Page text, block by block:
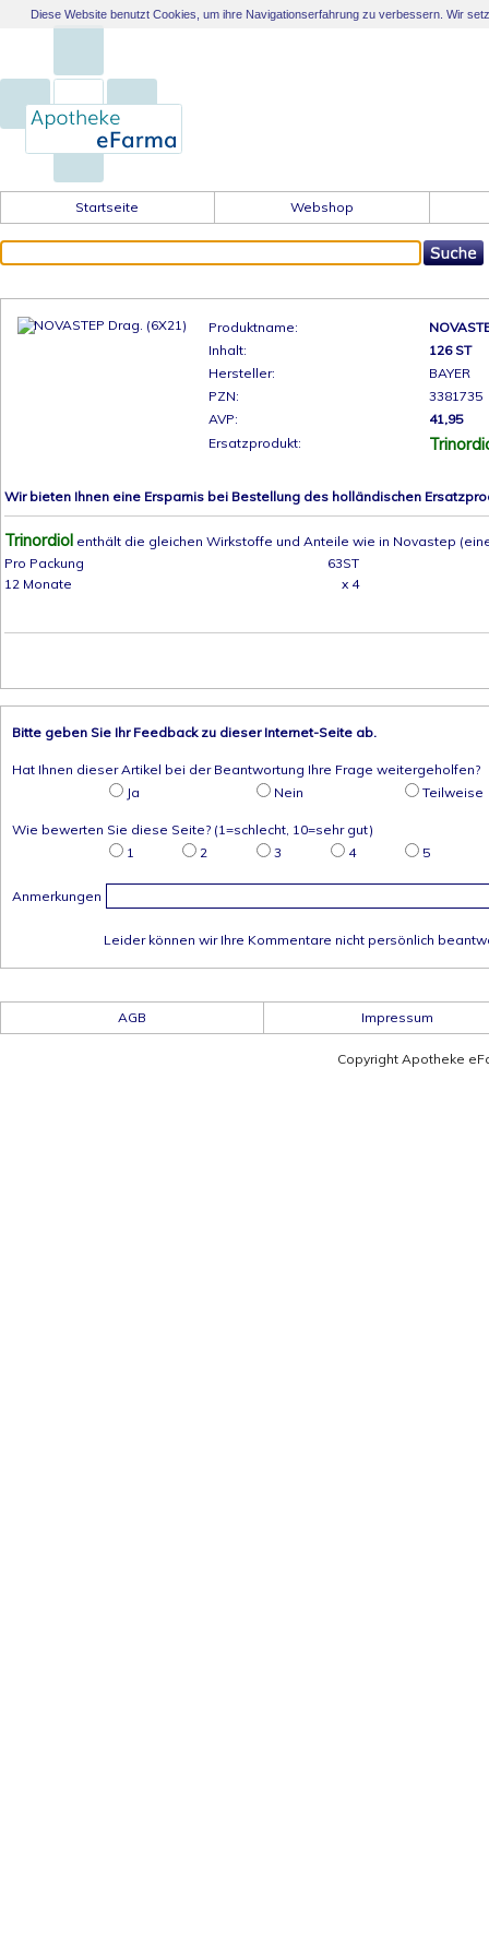
Startseite Webshop
Produktname:
Inhalt:
126 ST
Hersteller:
BAYER
PZN:
3381735
AVP:
41,95
Ersatzprodukt:
Wir bieten Ihnen eine Ersparnis bei Bestellung des holländischen
Trinordiol enthält die gleichen Wirkstoffe und Anteile wie in Novastep
Pro Packung
63ST
12 Monate
x 4
Bitte geben Sie Ihr Feedback zu dieser Internet-Seite ab.
Hat Ihnen dieser Artikel bei der Beantwortung Ihre Frage weitergeholfen?
Ja
Nein Teilweise
Wie bewerten Sie diese Seite? (1=schlecht, 10=sehr gut)
1
2 3 4 5
Anmerkungen
Leider können wir Ihre Kommentare nicht persönlich
AGB Impressum
Copyright Apotheke
Diese Website benutzt Cookies, um ihre Navigationserfahrung zu verbessern. Wir